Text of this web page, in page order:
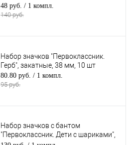
48 руб. / 1 компл.
140 руб.
Набор значков "Первоклассник.
Герб", закатные, 38 мм, 10 шт
80.80 руб. / 1 компл.
95 руб.
Набор значков с бантом
"Первоклассник. Дети с шариками",